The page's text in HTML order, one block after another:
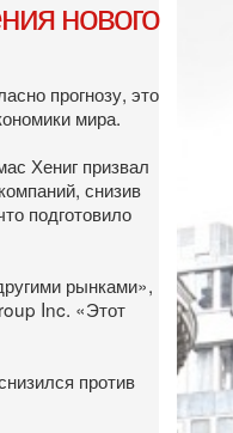
нового
прогнозу, это
мира.
Хениг призвал
снизив
подготовило
рынками»,
Inc. «Этот
против